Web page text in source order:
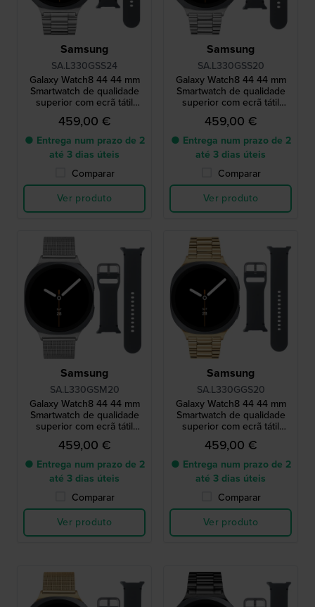
Samsung
SA.L330GSS24
Galaxy Watch8 44 44 mm
Smartwatch de qualidade
superior com ecrã tátil
AMOLED e bracelete extra
459,00 €
● Entrega num prazo de 2
até 3 dias úteis
Comparar
Ver produto
Samsung
SA.L330GSS20
Galaxy Watch8 44 44 mm
Smartwatch de qualidade
superior com ecrã tátil
AMOLED e bracelete extra
459,00 €
● Entrega num prazo de 2
até 3 dias úteis
Comparar
Ver produto
Samsung
SA.L330GSM20
Galaxy Watch8 44 44 mm
Smartwatch de qualidade
superior com ecrã tátil
AMOLED e bracelete extra
459,00 €
● Entrega num prazo de 2
até 3 dias úteis
Comparar
Ver produto
Samsung
SA.L330GGS20
Galaxy Watch8 44 44 mm
Smartwatch de qualidade
superior com ecrã tátil
AMOLED e bracelete extra
459,00 €
● Entrega num prazo de 2
até 3 dias úteis
Comparar
Ver produto